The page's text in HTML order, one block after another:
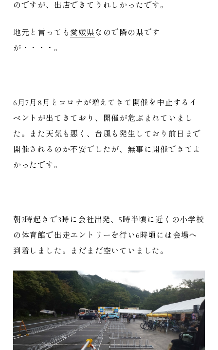
のですが、出店できてうれしかったです。
地元と言っても 愛媛県 なので隣の県です
が・・・・。
6月7月8月とコロナが増えてきて開催を中止するイ
ベントが出てきており、開催が危ぶまれていまし
た。また天気も悪く、台風も発生しており前日まで
開催されるのか不安でしたが、無事に開催できてよ
かったです。
朝2時起きで3時に会社出発、5時半頃に近くの小学校
の体育館で出走エントリーを行い6時頃には会場へ
到着しました。まだまだ空いていました。